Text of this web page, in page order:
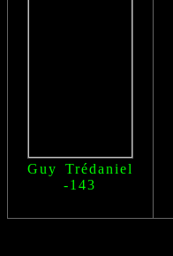
Guy Trédaniel
-143